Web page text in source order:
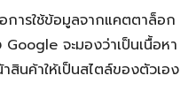
ารใช้ข้อมูลจากแคตตาล็อก
จะมองว่าเป็นเนื้อหา
นค้าให้เป็นสไตล์ของตัวเอง